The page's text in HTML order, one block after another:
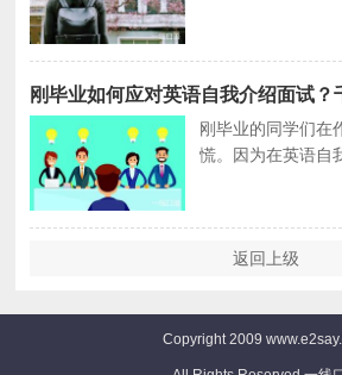
的个人魅力加分
怎么能做得更好呢
刚毕业如何应对英语自我介绍面试？
刚毕业的同学们在
慌。因为在英语自
很关键。本文就
绍变得饱满。
返回上级
Copyright 2009